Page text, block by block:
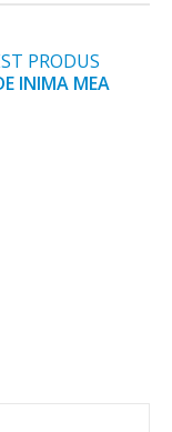
PRODUS
INIMA MEA